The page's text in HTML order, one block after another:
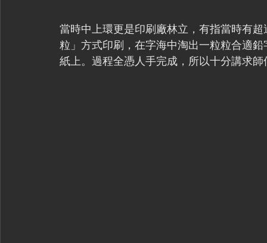
當時中上環更是印刷廠林立，有指當時有
粒」方式印刷，在字海中淘出一粒粒合適
紙上。過程全憑人手完成，所以十分講求